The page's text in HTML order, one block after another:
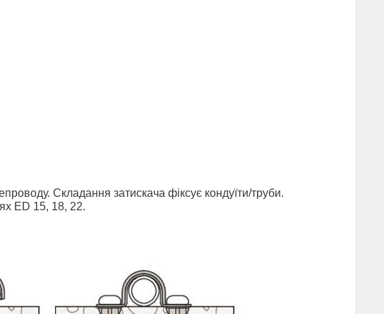
Складання затискача фіксує кондуїти/труби.
ED 15, 18, 22.